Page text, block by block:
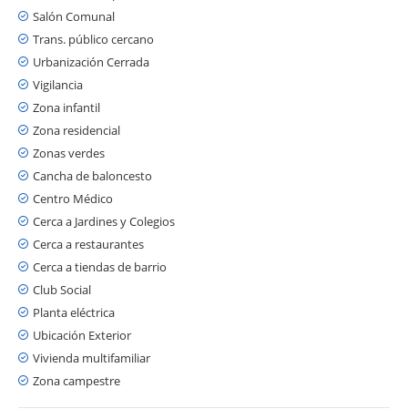
Salón Comunal
Trans. público cercano
Urbanización Cerrada
Vigilancia
Zona infantil
Zona residencial
Zonas verdes
Cancha de baloncesto
Centro Médico
Cerca a Jardines y Colegios
Cerca a restaurantes
Cerca a tiendas de barrio
Club Social
Planta eléctrica
Ubicación Exterior
Vivienda multifamiliar
Zona campestre